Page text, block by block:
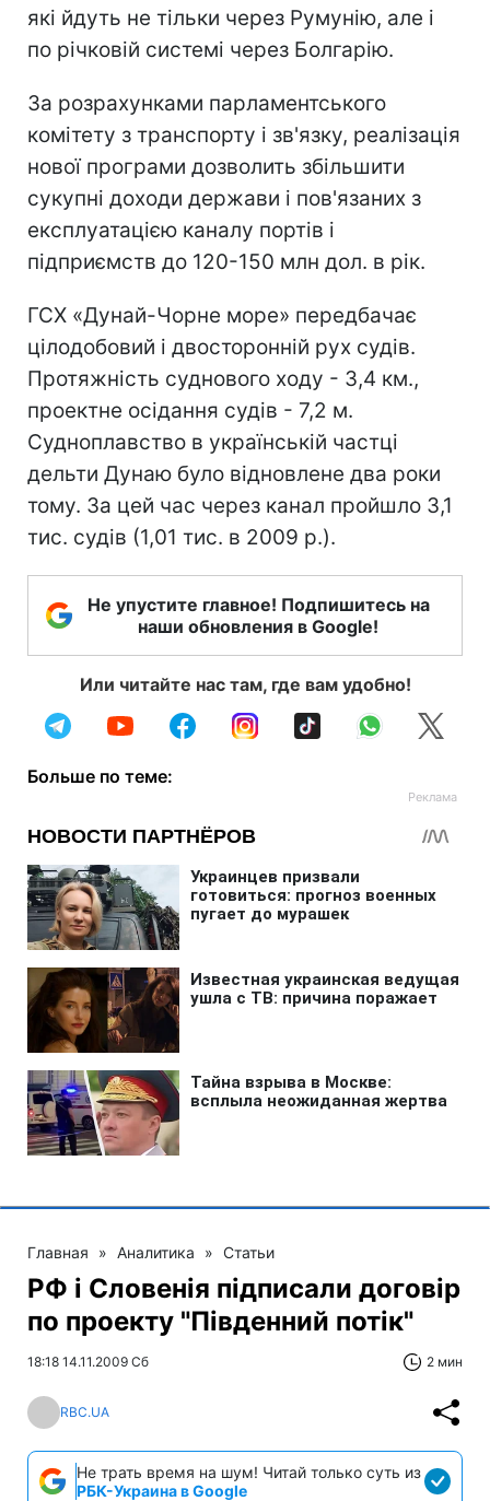
які йдуть не тільки через Румунію, але і
по річковій системі через Болгарію.
За розрахунками парламентського
комітету з транспорту і зв'язку, реалізація
нової програми дозволить збільшити
сукупні доходи держави і пов'язаних з
експлуатацією каналу портів і
підприємств до 120-150 млн дол. в рік.
ГСХ «Дунай-Чорне море» передбачає
цілодобовий і двосторонній рух судів.
Протяжність суднового ходу - 3,4 км.,
проектне осідання судів - 7,2 м.
Судноплавство в українській частці
дельти Дунаю було відновлене два роки
тому. За цей час через канал пройшло 3,1
тис. судів (1,01 тис. в 2009 р.).
Не упустите главное! Подпишитесь на
наши обновления в Google!
Или читайте нас там, где вам удобно!
Больше по теме:
Главная » Аналитика » Статьи
РФ і Словенія підписали договір
по проекту "Південний потік"
18:18 14.11.2009 Сб 2 мин
RBC.UA
Не трать время на шум! Читай только суть из
РБК-Украина в Google